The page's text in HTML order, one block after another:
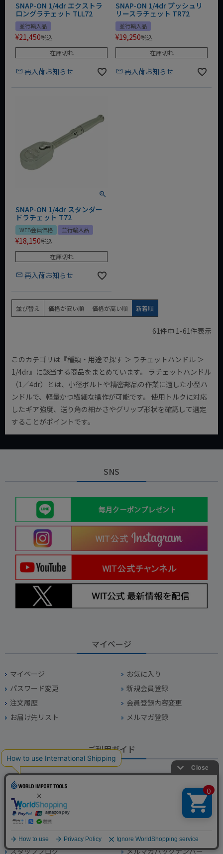
SNAP-ON 1/4dr エクストラ
ロングラチェット TLL72
並行輸入品
¥21,450税込
在庫切れ
再入荷お知らせ
SNAP-ON 1/4dr プッシュリ
リースラチェット TR72
並行輸入品
¥19,250税込
在庫切れ
再入荷お知らせ
SNAP-ON 1/4dr スタンダー
ドラチェット T72
WEB会員価格 並行輸入品
¥18,150税込
在庫切れ
再入荷お知らせ
並び替え 価格が安い順 価格が高い順 新着順
61件中 1-61件表示
このカテゴリは『種類・用途で探す ＞ ラチェットハンドル ＞
1/4dr』に該当する商品をまとめています。 ラチェットハンドル
（1／4dr）とは、小径ボルトや精密部品の作業に適した小型ハ
ンドルで、軽量かつ繊細な操作が可能です。 使用トルクに対応
したギア強度、送り角の細かさやグリップ形状を確認して選定
することがポイントです。
SNS
マイページ
マイページ
お気に入り
パスワード変更
新規会員登録
注文履歴
会員登録内容変更
お届け先リスト
メルマガ登録
ご利用ガイド
ご利用ガイド
送料とお支払い方法
個人情報取り扱いについて
返品特約について
特定商取引に関する表記
ポイントについて
店舗のご案内
お問い合わせ
スタッフブログ
メルマガバックナンバー